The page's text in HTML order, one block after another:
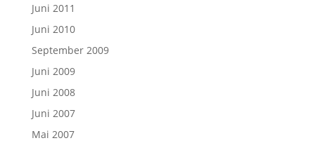
Juni 2011
Juni 2010
September 2009
Juni 2009
Juni 2008
Juni 2007
Mai 2007